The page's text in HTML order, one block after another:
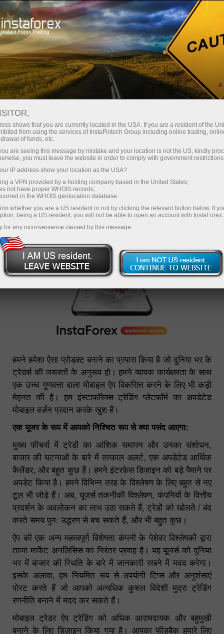
InstaForex के बारे में
इंस्टाफॉरेक्स मोबाइल एप्प का अपडेटेड
वर्ज़न उपलब्ध है!
25.04.2022 01:21 PM
हमने हमेशा ऐसा प्रोडक्ट बनाने का प्रयास किया है जो दुनिया भर के
ट्रेडर्स की जरूरतों के अनुरूप हो। हमने व्यापक कार्यक्षमता के साथ
एक उच्च गुणवत्ता वाला मोबाइल ऐप विकसित करने के लिए भी कड़ी
मेहनत की है। हम इंस्टाफॉरेक्स ट्रेडिंग प्लेटफॉर्म का अपडेटेड
मोबाइल वर्ज़न प्रदान करके खुश हैं।
एक यूजर के रूप में आपको निश्चित रूप से क्या पसंद आएगा:
मुख्य फीचर्स में ट्रेडों का आंशिक समापन और उनका संशोधन,
बाजार की घटनाओं के बारे में तत्काल अलर्ट, एक अपडेटेड आर्थिक
कैलेंडर, और बहुत कुछ हैं। हमने इंटरफ़ेस डिज़ाइन को बड़े पैमाने पर
अपडेट किया है। हमने विभिन्न तरह के विश्लेषण के लिए बहुत से नए
टूल भी जोड़े हैं। अब, यूजर्स तकनीकी विश्लेषण, कंपनियों के वित्तीय
प्रदर्शन के अवलोकन का लाभ उठा सकते हैं, ट्रेडों को खोलते / बंद
करते समय पुन: उद्धरण से बच सकते हैं, और भी बहुत कुछ।
ऐप की एक अन्य महत्वपूर्ण विशेषता कंपनी के पेशेवर विश्लेषकों द्वारा
ताजा मार्केट अनलिसिस का निरंतर प्रवाह है। यह यूजर्स को दुनिया
भर में बाजार की स्थिति के बारे में जानकारी रखने में मदद करेगा।
इसके अलावा, हम नियमित रूप से उपयोगी टिप्स और अनुशंसाएं
पोस्ट करते हैं जो आपको अत्यधिक कुशल विदेशी मुद्रा ट्रेडिंग
रणनीति बनाने में मदद कर सकते हैं।
मोबाइल ट्रेडर ऐप ट्रेडिंग को अधिक आरामदायक और बहुमुखी
बनाने के लिए डिज़ाइन किया गया है। आपका फीडबैक हमारे लिए
shows that you are currently located in the USA. If you are a resident of the
from using the services of InstaFintech Group including online trading,
of funds, etc.
are seeing this message by mistake and your location is not the US, kindly
you must leave the website in order to comply with government
IP address show your location as the USA?
a VPN provided by a hosting company based in the United States;
not have proper WHOIS records;
in the WHOIS geolocation database.
whether you are a US resident or not by clicking the relevant button below. If
being a US resident, you will not be able to open an account with InstaForex
for any inconvenience caused by this message.